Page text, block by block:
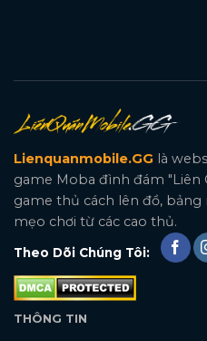
Lienquanmobile.GG là
game Moba đình đám "Liên
game thủ cách lên đồ, bảng
mẹo chơi từ các cao thủ.
Theo Dõi Chúng Tôi:
THÔNG TIN